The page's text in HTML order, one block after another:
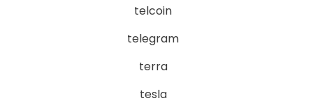
telcoin
telegram
terra
tesla